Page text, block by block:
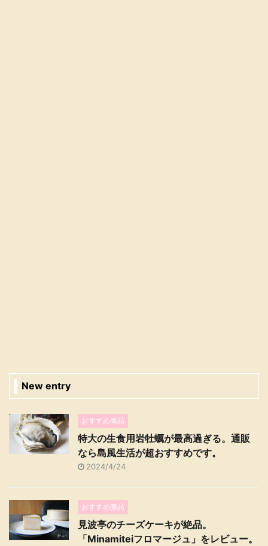
New entry
おすすめ商品
特大の生食用岩牡蠣が最高過ぎる。通販
なら島風生活が超おすすめです。
2024/4/24
おすすめ商品
見波亭のチーズケーキが絶品。
「Minamiteiフロマージュ」をレビュー。